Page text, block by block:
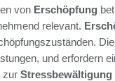
von Erschöpfung
relevant.
und erfordern
zur Stressbewältigung